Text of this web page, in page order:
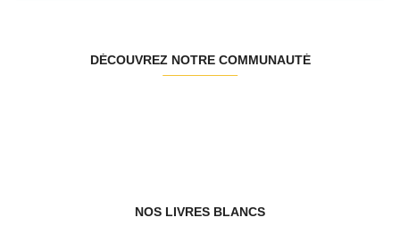
DÉCOUVREZ NOTRE COMMUNAUTÉ
NOS LIVRES BLANCS